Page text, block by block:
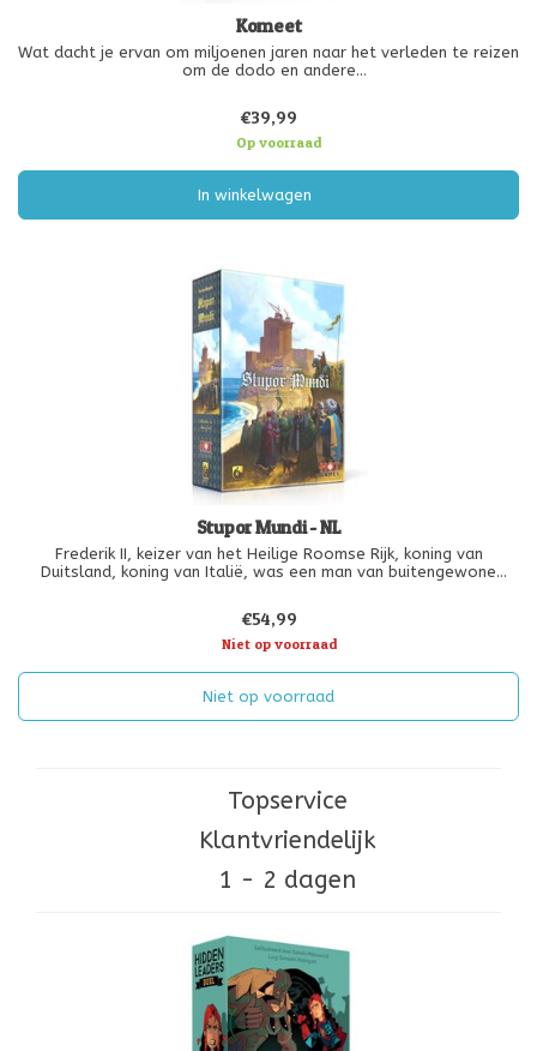
Komeet
Wat dacht je ervan om miljoenen jaren naar het verleden te reizen
om de dodo en andere
dierkaarten om nieuwe dieren te redden van de dreigende
komeet. De vaardig
€39,99
Op voorraad
In winkelwagen
Stupor Mundi - NL
Frederik II, keizer van het Heilige Roomse Rijk, koning van
Duitsland, koning van Italië, was een man van buitengewone
beschouwen
€54,99
Niet op voorraad
Niet op voorraad
Topservice
Klantvriendelijk
1 - 2 dagen